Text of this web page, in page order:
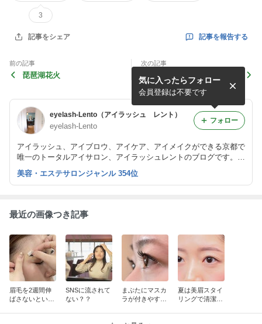
3
記事をシェア 記事を報告する
前の記事
琵琶湖花火
次の記事
eyelash-Lento（アイラッシュ レント）
eyelash-Lento
アイラッシュ、アイブロウ、アイケア、アイメイクができる京都で
唯一のトータルアイサロン、アイラッシュレントのブログです。
ナチュラルなまつエクを得意とし、大人綺麗を提案しています。
また、まつげエクステスクールも開講しています。
気に入ったらフォロー
会員登録は不要です
フォロー
美容・エステサロンジャンル 354位
最近の画像つき記事
眉毛を2週間伸
ばさないといけ
SNSに流されて
ない？？
まぶたにマスカ
ラが付きやすい
夏は美眉スタイ
リングで清潔感